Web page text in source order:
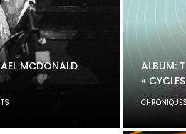
MCDONALD
ALBUM:
«
CHRONIQUES